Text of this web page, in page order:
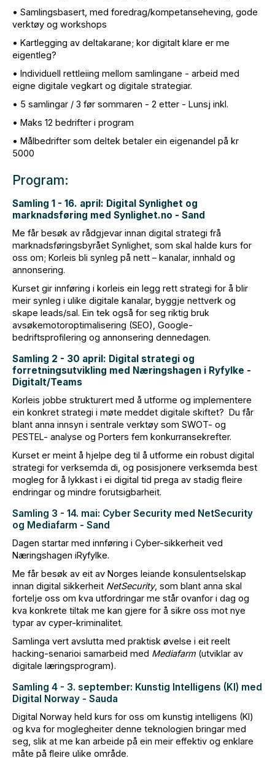
• Samlingsbasert, med foredrag/kompetanseheving, gode
verktøy og workshops
• Kartlegging av deltakarane; kor digitalt klare er me
eigentleg?
• Individuell rettleiing mellom samlingane - arbeid med
eigne digitale vegkart og digitale strategiar.
• 5 samlingar / 3 før sommaren - 2 etter - Lunsj inkl.
• Maks 12 bedrifter i program
• Målbedrifter som deltek betaler ein eigenandel på kr
5000
Program:
Samling 1 - 16. april: Digital Synlighet og
marknadsføring med Synlighet.no - Sand
Me får besøk av rådgjevar innan digital strategi frå
marknadsføringsbyrået Synlighet, som skal halde kurs for
oss om; Korleis bli synleg på nett – kanalar, innhald og
annonsering.
Kurset gir innføring i korleis ein legg rett strategi for å blir
meir synleg i ulike digitale kanalar, byggje nettverk og
skape leads/sal. Ein tek også for seg riktig bruk
avsøkemotoroptimalisering (SEO), Google-
bedriftsprofilering og annonsering dennedagen.
Samling 2 - 30 april: Digital strategi og
forretningsutvikling med Næringshagen i Ryfylke -
Digitalt/Teams
Korleis jobbe strukturert med å utforme og implementere
ein konkret strategi i møte meddet digitale skiftet? Du får
blant anna innsyn i sentrale verktøy som SWOT- og
PESTEL- analyse og Porters fem konkurransekrefter.
Kurset er meint å hjelpe deg til å utforme ein robust digital
strategi for verksemda di, og posisjonere verksemda best
mogleg for å lykkast i ei digital tid prega av stadig fleire
endringar og mindre forutsigbarheit.
Samling 3 - 14. mai: Cyber Security med NetSecurity
og Mediafarm - Sand
Dagen startar med innføring i Cyber-sikkerheit ved
Næringshagen iRyfylke.
Me får besøk av eit av Norges leiande konsulentselskap
innan digital sikkerheit NetSecurity, som blant anna skal
fortelje oss om kva utfordringar me står ovanfor i dag og
kva konkrete tiltak me kan gjere for å sikre oss mot nye
typar av cyper-kriminalitet.
Samlinga vert avslutta med praktisk øvelse i eit reelt
hacking-senarioi samarbeid med Mediafarm (utviklar av
digitale læringsprogram).
Samling 4 - 3. september: Kunstig Intelligens (KI) med
Digital Norway - Sauda
Digital Norway held kurs for oss om kunstig intelligens (KI)
og kva for moglegheiter denne teknologien bringar med
seg, slik at me kan arbeide på ein meir effektiv og enklare
måte på fleire ulike område.